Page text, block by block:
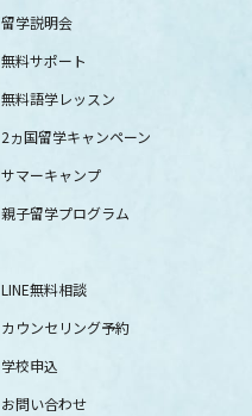
留学説明会
無料サポート
無料語学レッスン
2ヵ国留学キャンペーン
サマーキャンプ
親子留学プログラム
LINE無料相談
カウンセリング予約
学校申込
お問い合わせ